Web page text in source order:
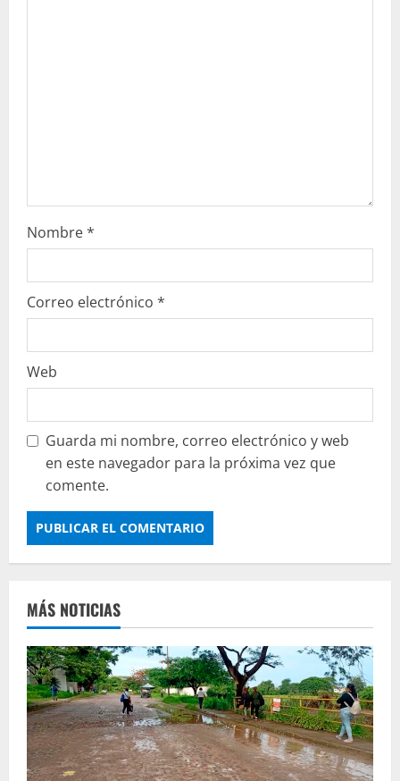
Nombre*
Correo electrónico *
Web
Guarda mi nombre, correo electrónico y web
en este navegador para la próxima vez que
comente.
MÁS NOTICIAS